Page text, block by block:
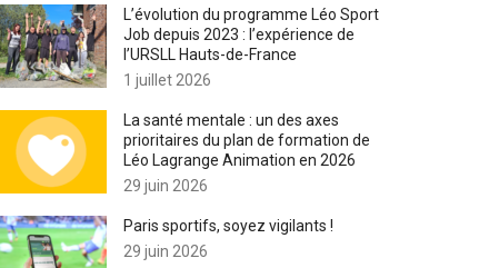
L’évolution du programme Léo Sport
Job depuis 2023 : l’expérience de
l’URSLL Hauts-de-France
1 juillet 2026
La santé mentale : un des axes
prioritaires du plan de formation de
Léo Lagrange Animation en 2026
29 juin 2026
Paris sportifs, soyez vigilants !
29 juin 2026